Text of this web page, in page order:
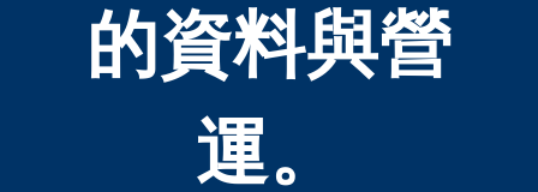
的資料與營
運。